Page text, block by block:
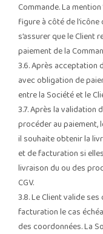
Commande. La
figure à côté de
s’assurer que le
paiement de la
3.6. Après acceptation
avec obligation de
entre la Société et le
3.7. Après la validation
procéder au paiement,
il souhaite obtenir la
et de facturation si
livraison du ou des
CGV.
3.8. Le Client valide
facturation le cas
des coordonnées. La